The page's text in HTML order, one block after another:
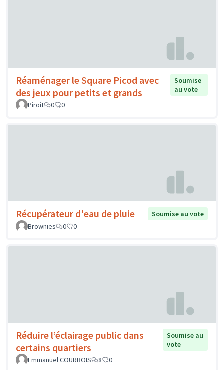
Réaménager le Square Picod avec
des jeux pour petits et grands
Soumise
au vote
Piroit
0 0
Récupérateur d'eau de pluie
Soumise au vote
Brownies
0 0
Réduire l’éclairage public dans
certains quartiers
Soumise au
vote
Emmanuel COURBOIS
8 0